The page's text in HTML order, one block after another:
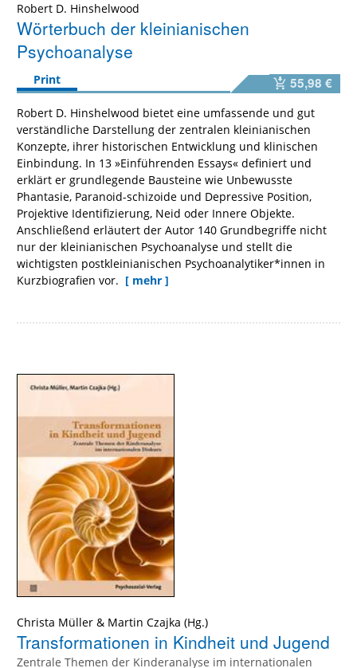
Robert D. Hinshelwood
Wörterbuch der kleinianischen
Psychoanalyse
Print 55,98 €
Robert D. Hinshelwood bietet eine umfassende und gut
verständliche Darstellung der zentralen kleinianischen
Konzepte, ihrer historischen Entwicklung und klinischen
Einbindung. In 13 »Einführenden Essays« definiert und
erklärt er grundlegende Bausteine wie Unbewusste
Phantasie, Paranoid-schizoide und Depressive Position,
Projektive Identifizierung, Neid oder Innere Objekte.
Anschließend erläutert der Autor 140 Grundbegriffe nicht
nur der kleinianischen Psychoanalyse und stellt die
wichtigsten postkleinianischen Psychoanalytiker*innen in
Kurzbiografien vor. [ mehr ]
Christa Müller & Martin Czajka
Transformationen in Kindheit und Jugend
Zentrale Themen der Kinderanalyse im internationalen